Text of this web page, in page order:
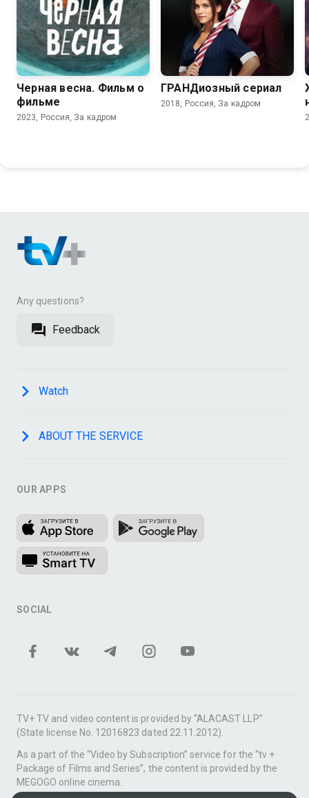
Черная весна. Фильм о
фильме
2023, Россия, За кадром
ГРАНДиозный сериал
2018, Россия, За кадром
Any questions?
Feedback
Watch
ABOUT THE SERVICE
OUR APPS
SOCIAL
TV+ TV and video content is provided by “ALACAST LLP”
(State license No. 12016823 dated 22.11.2012).
As a part of the “Video by Subscription” service for the “tv +
Package of Films and Series”, the content is provided by the
MEGOGO online cinema.